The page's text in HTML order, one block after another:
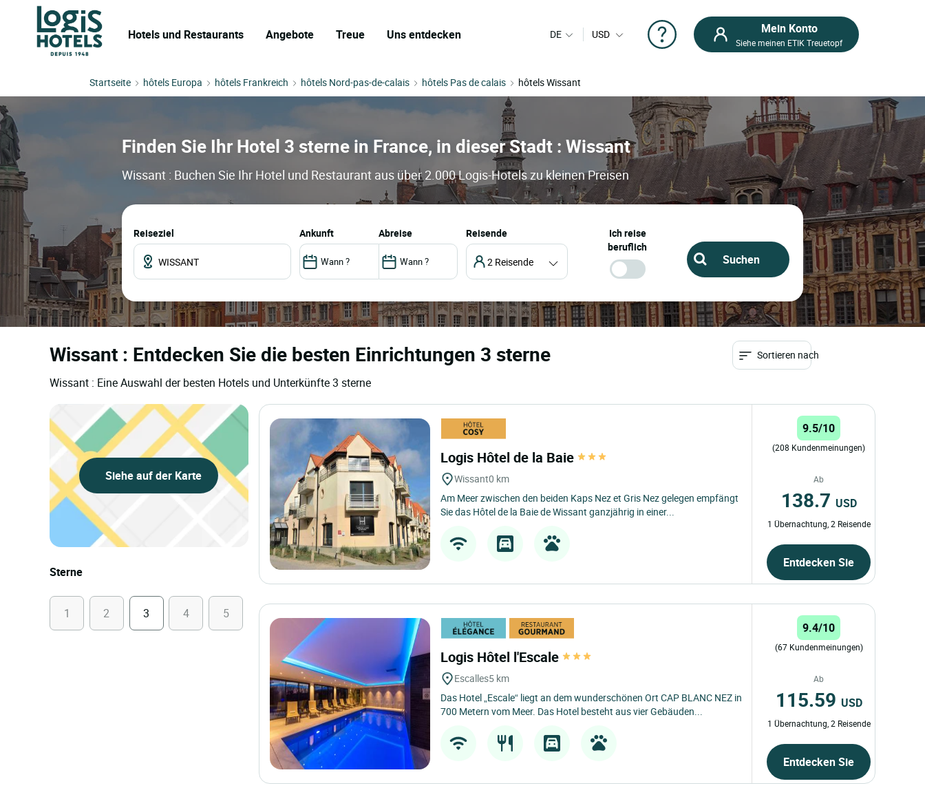
Hotels und Restaurants Angebote Treue Uns entdecken DE USD Mein Konto
Siehe meinen ETIK Treuetopf
Startseite hôtels Europa hôtels Frankreich hôtels Nord-pas-de-calais hôtels Pas de calais hôtels Wissant
Finden Sie Ihr Hotel 3 sterne in France, in dieser Stadt : Wissant
Wissant : Buchen Sie Ihr Hotel und Restaurant aus über 2.000 Logis-Hotels zu kleinen Preisen
Reiseziel ankunft abreise Reisende
2 Reisende
Ich reise
beruflich
Wissant : Entdecken Sie die besten Einrichtungen 3 sterne
Wissant : Eine Auswahl der besten Hotels und Unterkünfte 3 sterne
Sortieren nach
Siehe auf der Karte
Sterne
1 2 3 4 5
Logis Hôtel de la Baie
Wissant0 km
Am Meer zwischen den beiden Kaps Nez et Gris Nez gelegen empfängt
Sie das Hôtel de la Baie de Wissant ganzjährig in einer...
9.5/10
(208 Kundenmeinungen)
Ab
138.7 USD
1 Übernachtung, 2 Reisende
Entdecken Sie
Logis Hôtel l'Escale
Escalles5 km
Das Hotel „Escale“ liegt an dem wunderschönen Ort CAP BLANC NEZ in
700 Metern vom Meer. Das Hotel besteht aus vier Gebäuden...
9.4/10
(67 Kundenmeinungen)
Ab
115.59 USD
1 Übernachtung, 2 Reisende
Entdecken Sie